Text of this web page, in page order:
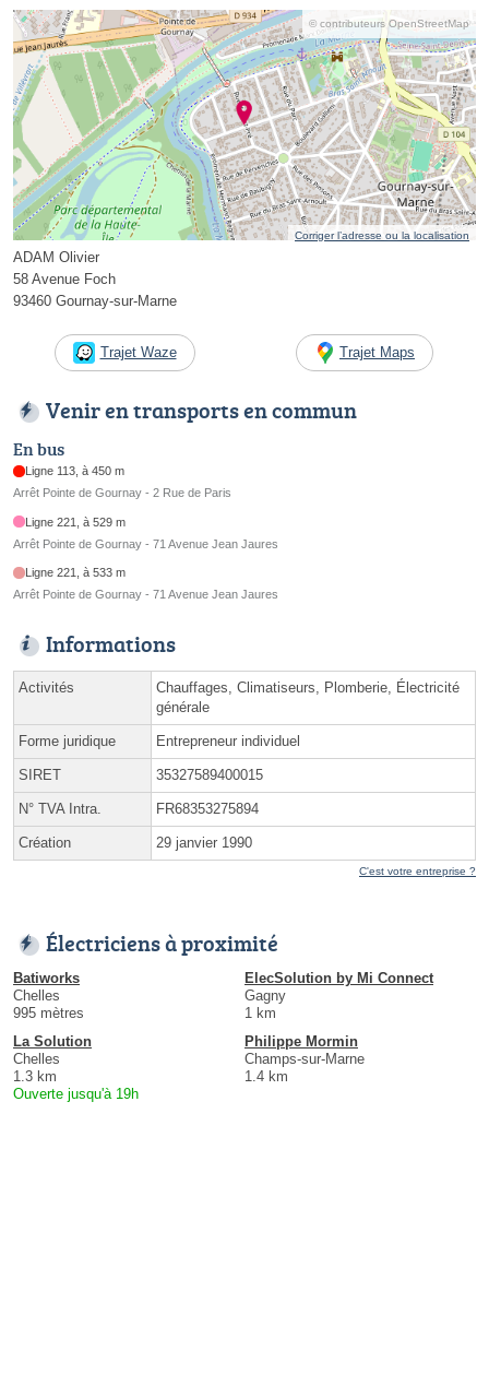
© contributeurs OpenStreetMap
Corriger l’adresse ou la localisation
ADAM Olivier
58 Avenue Foch
93460 Gournay-sur-Marne
Trajet Waze Trajet Maps
Venir en transports en commun
En bus
Ligne 113, à 450 m
Arrêt Pointe de Gournay - 2 Rue de Paris
Ligne 221, à 529 m
Arrêt Pointe de Gournay - 71 Avenue Jean Jaures
Ligne 221, à 533 m
Arrêt Pointe de Gournay - 71 Avenue Jean Jaures
Informations
Activités
Chauffages, Climatiseurs, Plomberie, Électricité
générale
Forme juridique Entrepreneur individuel
SIRET 35327589400015
N° TVA Intra. FR68353275894
Création 29 janvier 1990
C'est votre entreprise ?
Électriciens à proximité
Batiworks
Chelles
995 mètres
ElecSolution by Mi Connect
Gagny
1 km
La Solution
Chelles
1.3 km
Ouverte jusqu'à 19h
Philippe Mormin
Champs-sur-Marne
1.4 km